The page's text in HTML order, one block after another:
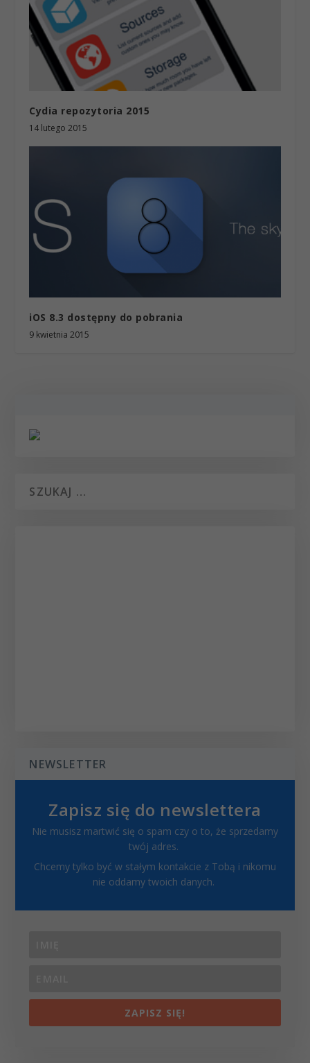
Cydia repozytoria 2015
14 lutego 2015
iOS 8.3 dostępny do pobrania
9 kwietnia 2015
NEWSLETTER
Zapisz się do newslettera
Nie musisz martwić się o spam czy o to, że sprzedamy
twój adres.
Chcemy tylko być w stałym kontakcie z Tobą i nikomu
nie oddamy twoich danych.
ZAPISZ SIĘ!